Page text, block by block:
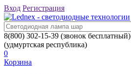
Вход Регистрация
8(800) 302-15-39 (звонок бесплатный)
(удмуртская республика)
0
Корзина